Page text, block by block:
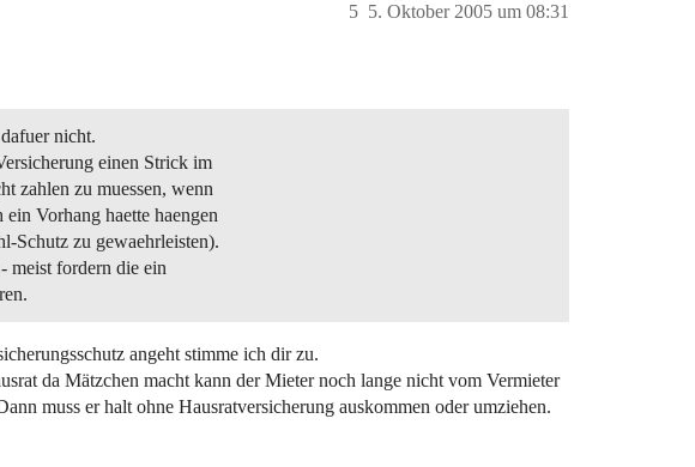
5. Oktober 2005 um 08:31
5
nicht.
einen Strick im
zahlen zu muessen, wenn
Vorhang haette haengen
Schutz zu gewaehrleisten).
meist fordern die ein
angeht stimme ich dir zu.
da Mätzchen macht kann der Mieter noch lange nicht vom Vermieter
muss er halt ohne Hausratversicherung auskommen oder umziehen.